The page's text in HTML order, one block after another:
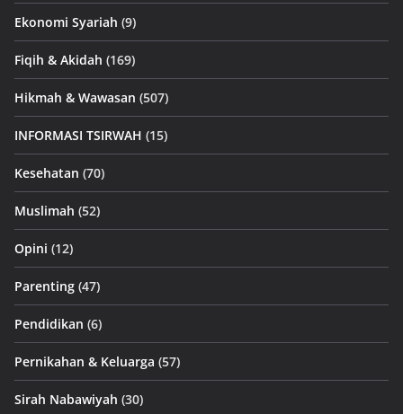
Ekonomi Syariah (9)
Fiqih & Akidah (169)
Hikmah & Wawasan (507)
INFORMASI TSIRWAH (15)
Kesehatan (70)
Muslimah (52)
Opini (12)
Parenting (47)
Pendidikan (6)
Pernikahan & Keluarga (57)
Sirah Nabawiyah (30)